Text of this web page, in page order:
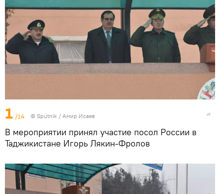
1 /14 © Sputnik / Амир Исаев
В мероприятии принял участие посол России в
Таджикистане Игорь Лякин-Фролов